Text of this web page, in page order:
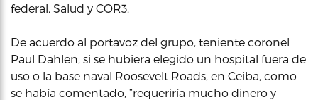
federal, Salud y COR3.
De acuerdo al portavoz del grupo, teniente coronel
Paul Dahlen, si se hubiera elegido un hospital fuera de
uso o la base naval Roosevelt Roads, en Ceiba, como
se había comentado, “requeriría mucho dinero y